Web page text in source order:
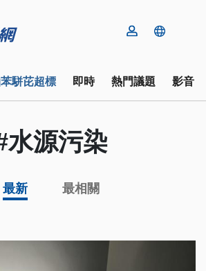
駢芘超標 即時 熱門議題 影音
水源污染
最新 最相關